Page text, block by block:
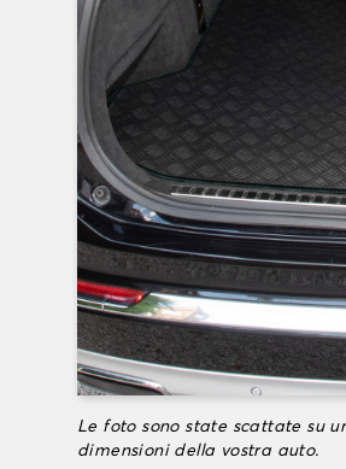
Le foto sono state scattate su
dimensioni della vostra auto.